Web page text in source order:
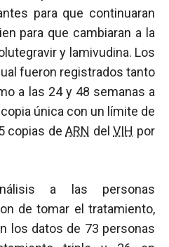
para que continuaran
para que cambiaran a la
y lamivudina. Los
fueron registrados tanto
a las 24 y 48 semanas a
única con un límite de
copias deARN delVIH por
a las personas
de tomar el tratamiento,
los datos de 73 personas